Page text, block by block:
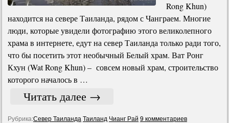
Rong Khun)
находится на севере Таиланда, рядом с Чанграем. Многие
люди, которые увидели фотографию этого великолепного
храма в интернете, едут на север Таиланда только ради того,
что бы посетить этот необычный Белый храм. Ват Ронг
Кхун (Wat Rong Khun) – совсем новый храм, строительство
которого началось в …
Читать далее →
Рубрика:Север Таиланда Таиланд Чианг Рай 9 комментариев